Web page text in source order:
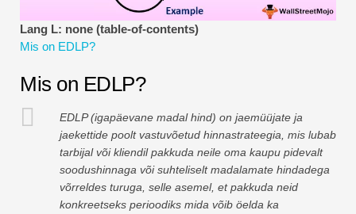
Finantsmodelleerimise õpetused
Täisvorm
Riskijuhtimise õpetused
Lang L: none (table-of-contents)
Mis on EDLP?
Mis on EDLP?
EDLP (igapäevane madal hind) on jaemüüjate ja
jaekettide poolt vastuvõetud hinnastrateegia, mis lubab
tarbijal või kliendil pakkuda neile oma kaupu pidevalt
soodushinnaga või suhteliselt madalamate hindadega
võrreldes turuga, selle asemel, et pakkuda neid
konkreetseks perioodiks mida võib öelda ka